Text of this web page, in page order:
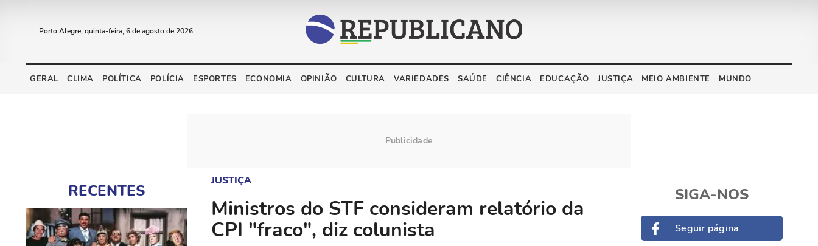
Porto Alegre, quinta-feira, 6 de agosto de 2026
GERAL CLIMA POLÍTICA POLÍCIA ESPORTES ECONOMIA OPINIÃO CULTURA VARIEDADES SAÚDE CIÊNCIA EDUCAÇÃO JUSTIÇA MEIO AMBIENTE MUNDO
RECENTES
JUSTIÇA
Ministros do STF consideram relatório da
CPI "fraco", diz colunista
SIGA-NOS
Seguir página